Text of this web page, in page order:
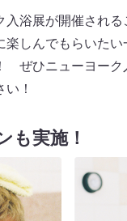
入浴展が開催される
しんでもらいたい
ぜひニューヨーク
！
も実施！